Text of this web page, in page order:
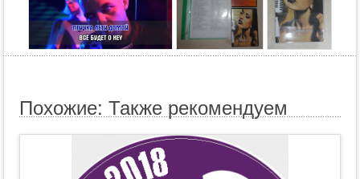
Похожие: Также рекомендуем